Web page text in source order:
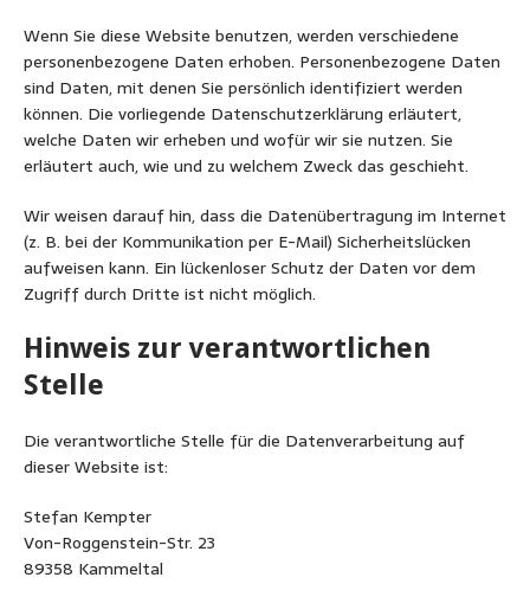
Wenn Sie diese Website benutzen, werden verschiedene
personenbezogene Daten erhoben. Personenbezogene Daten
sind Daten, mit denen Sie persönlich identifiziert werden
können. Die vorliegende Datenschutzerklärung erläutert,
welche Daten wir erheben und wofür wir sie nutzen. Sie
erläutert auch, wie und zu welchem Zweck das geschieht.
Wir weisen darauf hin, dass die Datenübertragung im Internet
(z. B. bei der Kommunikation per E-Mail) Sicherheitslücken
aufweisen kann. Ein lückenloser Schutz der Daten vor dem
Zugriff durch Dritte ist nicht möglich.
Hinweis zur verantwortlichen
Stelle
Die verantwortliche Stelle für die Datenverarbeitung auf
dieser Website ist:
Stefan Kempter
Von-Roggenstein-Str. 23
89358 Kammeltal